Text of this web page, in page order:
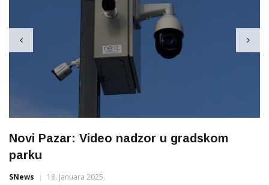
Novi Pazar: Video nadzor u gradskom
parku
SNews 18. Januara 2025.